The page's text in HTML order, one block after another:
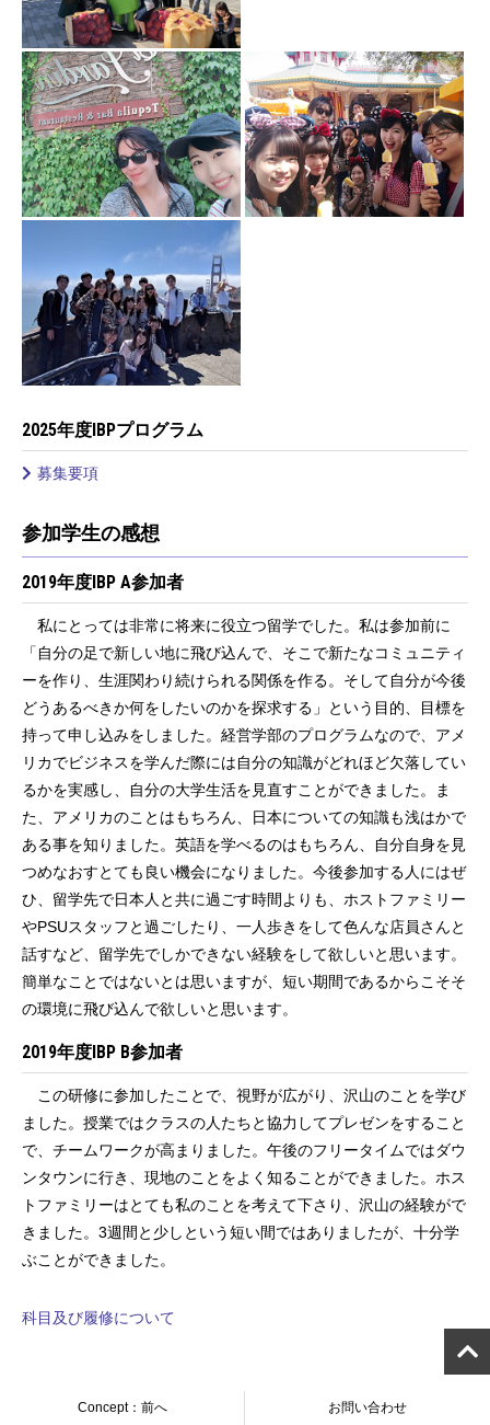
2025年度IBPプログラム
募集要項
参加学生の感想
2019年度IBP A参加者
私にとっては非常に将来に役立つ留学でした。私は参加前に
「自分の足で新しい地に飛び込んで、そこで新たなコミュニティ
ーを作り、生涯関わり続けられる関係を作る。そして自分が今後
どうあるべきか何をしたいのかを探求する」という目的、目標を
持って申し込みをしました。経営学部のプログラムなので、アメ
リカでビジネスを学んだ際には自分の知識がどれほど欠落してい
るかを実感し、自分の大学生活を見直すことができました。ま
た、アメリカのことはもちろん、日本についての知識も浅はかで
ある事を知りました。英語を学べるのはもちろん、自分自身を見
つめなおすとても良い機会になりました。今後参加する人にはぜ
ひ、留学先で日本人と共に過ごす時間よりも、ホストファミリー
やPSUスタッフと過ごしたり、一人歩きをして色んな店員さんと
話すなど、留学先でしかできない経験をして欲しいと思います。
簡単なことではないとは思いますが、短い期間であるからこそそ
の環境に飛び込んで欲しいと思います。
2019年度IBP B参加者
この研修に参加したことで、視野が広がり、沢山のことを学び
ました。授業ではクラスの人たちと協力してプレゼンをすること
で、チームワークが高まりました。午後のフリータイムではダウ
ンタウンに行き、現地のことをよく知ることができました。ホス
トファミリーはとても私のことを考えて下さり、沢山の経験がで
きました。3週間と少しという短い間ではありましたが、十分学
ぶことができました。
科目及び履修について
Concept：前へ お問い合わせ